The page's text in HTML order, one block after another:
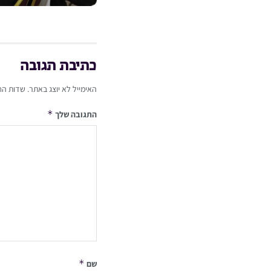
כתיבת תגובה
האימייל לא יוצג באתר. שדות
התגובה שלך *
שם *